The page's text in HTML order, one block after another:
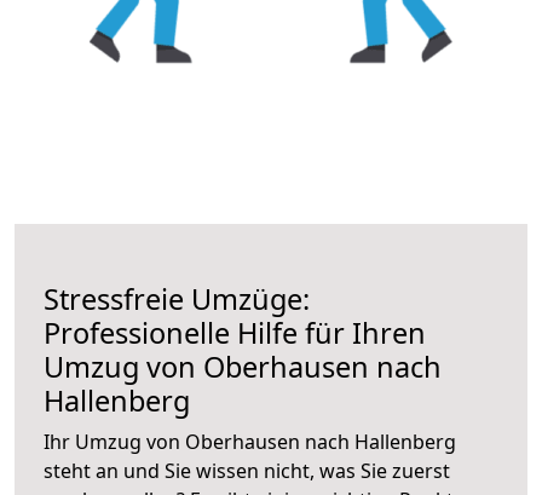
Stressfreie Umzüge:
Professionelle Hilfe für Ihren
Umzug von Oberhausen nach
Hallenberg
Ihr Umzug von Oberhausen nach Hallenberg
steht an und Sie wissen nicht, was Sie zuerst